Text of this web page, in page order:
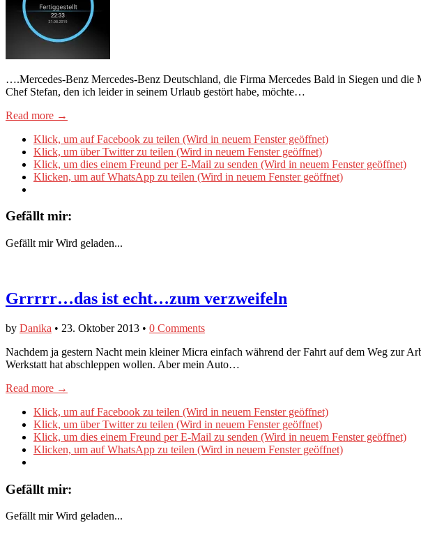
….Mercedes-Benz Mercedes-Benz Deutschland, die Firma Mercedes Bald in Siegen und
Chef Stefan, den ich leider in seinem Urlaub gestört habe, möchte…
Read more →
Klick, um auf Facebook zu teilen (Wird in neuem Fenster geöffnet)
Klick, um über Twitter zu teilen (Wird in neuem Fenster geöffnet)
Klick, um dies einem Freund per E-Mail zu senden (Wird in neuem Fenster geöffnet)
Klicken, um auf WhatsApp zu teilen (Wird in neuem Fenster geöffnet)
Gefällt mir:
Gefällt mir Wird geladen...
Grrrrr…das ist echt…zum verzweifeln
by Danika • 23. Oktober 2013 • 0 Comments
Nachdem ja gestern Nacht mein kleiner Micra einfach während der Fahrt auf dem Weg zur
Werkstatt hat abschleppen wollen. Aber mein Auto…
Read more →
Klick, um auf Facebook zu teilen (Wird in neuem Fenster geöffnet)
Klick, um über Twitter zu teilen (Wird in neuem Fenster geöffnet)
Klick, um dies einem Freund per E-Mail zu senden (Wird in neuem Fenster geöffnet)
Klicken, um auf WhatsApp zu teilen (Wird in neuem Fenster geöffnet)
Gefällt mir:
Gefällt mir Wird geladen...